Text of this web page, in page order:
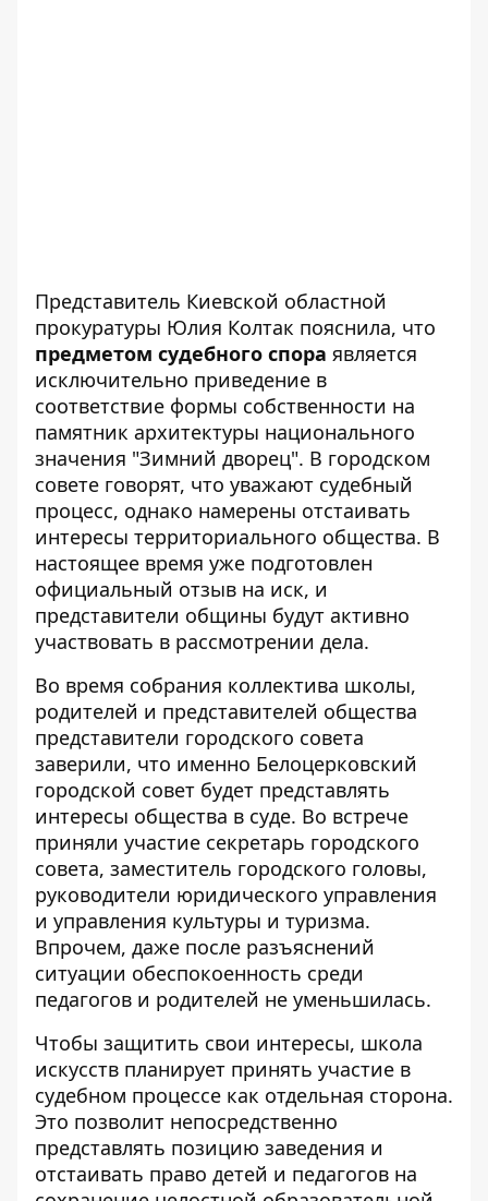
Представитель Киевской областной
прокуратуры Юлия Колтак пояснила, что
предметом судебного спора является
исключительно приведение в
соответствие формы собственности на
памятник архитектуры национального
значения "Зимний дворец". В городском
совете говорят, что уважают судебный
процесс, однако намерены отстаивать
интересы территориального общества. В
настоящее время уже подготовлен
официальный отзыв на иск, и
представители общины будут активно
участвовать в рассмотрении дела.
Во время собрания коллектива школы,
родителей и представителей общества
представители городского совета
заверили, что именно Белоцерковский
городской совет будет представлять
интересы общества в суде. Во встрече
приняли участие секретарь городского
совета, заместитель городского головы,
руководители юридического управления
и управления культуры и туризма.
Впрочем, даже после разъяснений
ситуации обеспокоенность среди
педагогов и родителей не уменьшилась.
Чтобы защитить свои интересы, школа
искусств планирует принять участие в
судебном процессе как отдельная сторона.
Это позволит непосредственно
представлять позицию заведения и
отстаивать право детей и педагогов на